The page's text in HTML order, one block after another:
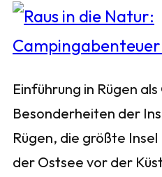
Einführung in Rügen
Besonderheiten der
Rügen, die größte
der Ostsee vor der